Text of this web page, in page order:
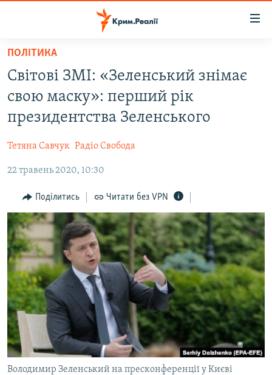
Перейти
основного
матеріалу
до
основної
Перейти
пошуку
ВІДЕО ТА ФОТО
БЛОГИ
ПОГЛЯД
ІНТЕРВ'Ю
ВСЕ ЗА ДЕНЬ
СПЕЦПРОЕКТИ
ДЕПОРТАЦІЯ
ВІДЕОУРОКИ «ELIFBE»
СВІДЧЕННЯ ОКУПАЦІЇ
УКРАЇНСЬКА ПРОБЛЕМА КРИМУ
ІНФОГРАФІКА
ЯК ОБІЙТИ БЛОКУВАННЯ
Русский
Qırımtatar
ДОЛУЧАЙСЯ!
ПОЛІТИКА
Світові ЗМІ: «Зеленський знімає
свою маску»: перший рік
президентства Зеленського
Тетяна Савчук Радіо Свобода
22 травень 2020, 10:30
Поділитись Читати без VPN
Володимир Зеленський на пресконференції у Києві